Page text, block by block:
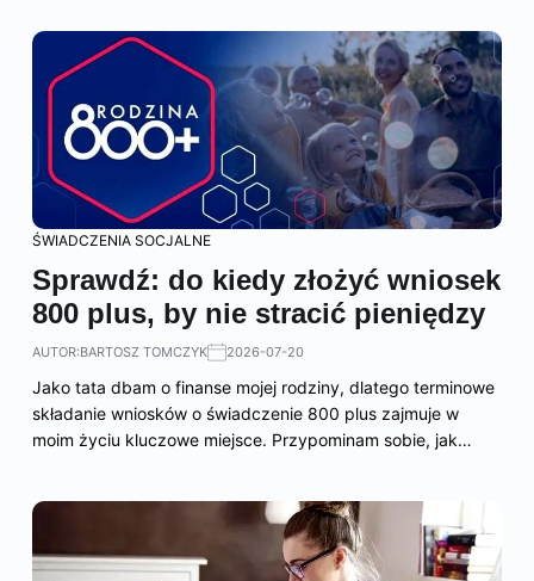
ŚWIADCZENIA SOCJALNE
Sprawdź: do kiedy złożyć wniosek
800 plus, by nie stracić pieniędzy
AUTOR:BARTOSZ TOMCZYK 2026-07-20
Jako tata dbam o finanse mojej rodziny, dlatego terminowe
składanie wniosków o świadczenie 800 plus zajmuje w
moim życiu kluczowe miejsce. Przypominam sobie, jak…